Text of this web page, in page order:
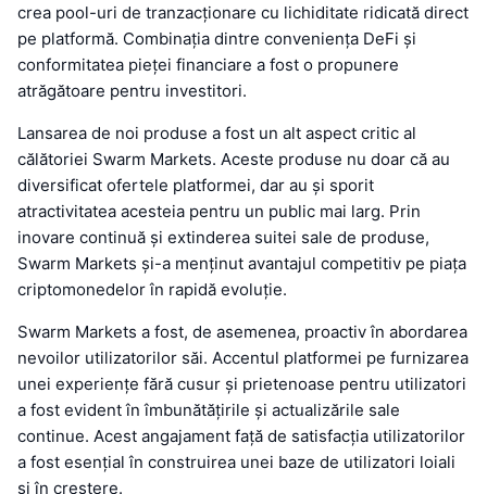
crea pool-uri de tranzacționare cu lichiditate ridicată direct
pe platformă. Combinația dintre conveniența DeFi și
conformitatea pieței financiare a fost o propunere
atrăgătoare pentru investitori.
Lansarea de noi produse a fost un alt aspect critic al
călătoriei Swarm Markets. Aceste produse nu doar că au
diversificat ofertele platformei, dar au și sporit
atractivitatea acesteia pentru un public mai larg. Prin
inovare continuă și extinderea suitei sale de produse,
Swarm Markets și-a menținut avantajul competitiv pe piața
criptomonedelor în rapidă evoluție.
Swarm Markets a fost, de asemenea, proactiv în abordarea
nevoilor utilizatorilor săi. Accentul platformei pe furnizarea
unei experiențe fără cusur și prietenoase pentru utilizatori
a fost evident în îmbunătățirile și actualizările sale
continue. Acest angajament față de satisfacția utilizatorilor
a fost esențial în construirea unei baze de utilizatori loiali
și în creștere.